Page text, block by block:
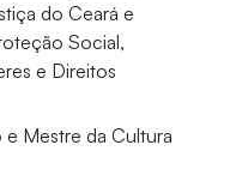
do Ceará e
Social,
e Direitos
Mestre da Cultura